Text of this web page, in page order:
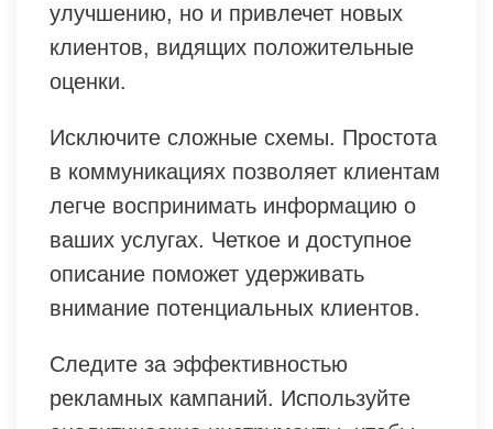
улучшению, но и привлечет новых
клиентов, видящих положительные
оценки.
Исключите сложные схемы. Простота
в коммуникациях позволяет клиентам
легче воспринимать информацию о
ваших услугах. Четкое и доступное
описание поможет удерживать
внимание потенциальных клиентов.
Следите за эффективностью
рекламных кампаний. Используйте